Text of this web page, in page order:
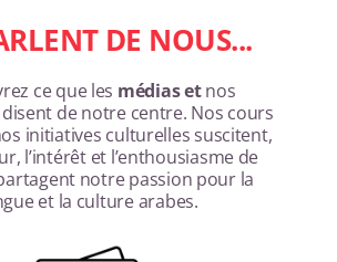
DE NOUS...
ce que les médias etnos
de notre centre. Nos cours
initiatives culturelles suscitent,
l’intérêt et l’enthousiasme de
notre passion pour la
et la culture arabes.